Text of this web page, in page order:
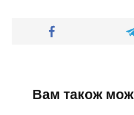
Вам також